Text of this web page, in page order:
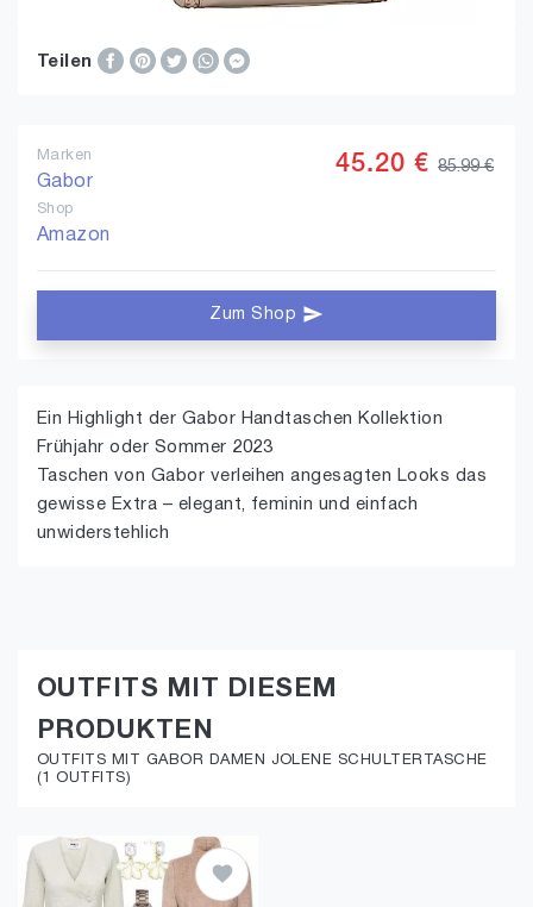
Teilen
Marken
Gabor
Shop
Amazon
45.20 € 85.99 €
Zum Shop
Ein Highlight der Gabor Handtaschen Kollektion
Frühjahr oder Sommer 2023
Taschen von Gabor verleihen angesagten Looks das
gewisse Extra – elegant, feminin und einfach
unwiderstehlich
OUTFITS MIT DIESEM
PRODUKTEN
OUTFITS MIT GABOR DAMEN JOLENE SCHULTERTASCHE
(1 OUTFITS)